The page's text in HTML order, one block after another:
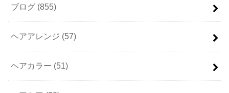
ブログ (855)
ヘアアレンジ (57)
ヘアカラー (51)